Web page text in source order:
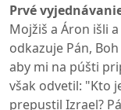
Prvé
Mojžiš a Áron išli
odkazuje Pán,
aby mi na púšti
však odvetil: "Kto
prepustil Izrael?